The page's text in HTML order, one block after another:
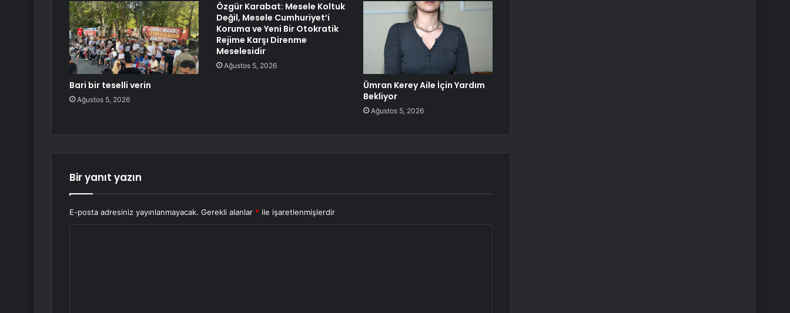
Bari bir teselli verin
Ağustos 5, 2026
Özgür Karabat: Mesele Koltuk
Değil, Mesele Cumhuriyet’i
Koruma ve Yeni Bir Otokratik
Rejime Karşı Direnme
Meselesidir
Ağustos 5, 2026
Ümran Kerey Aile İçin Yardım
Bekliyor
Ağustos 5, 2026
Bir yanıt yazın
E-posta adresiniz yayınlanmayacak. Gerekli alanlar * ile işaretlenmişlerdir